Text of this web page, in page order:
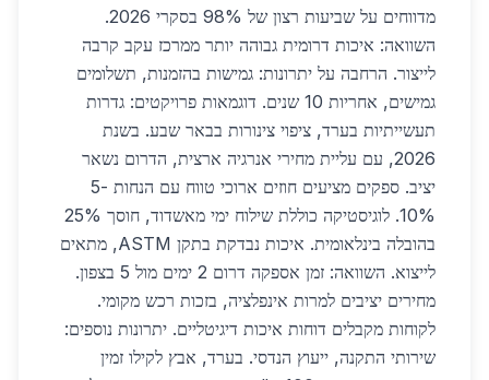
מדווחים על שביעות רצון של 98% בסקרי 2026.
השוואה: איכות דרומית גבוהה יותר ממרכז עקב קרבה
לייצור. הרחבה על יתרונות: גמישות בהזמנות, תשלומים
גמישים, אחריות 10 שנים. דוגמאות פרויקטים: גדרות
תעשייתיות בערד, ציפוי צינורות בבאר שבע. בשנת
2026, עם עליית מחירי אנרגיה ארצית, הדרום נשאר
יציב. ספקים מציעים חוזים ארוכי טווח עם הנחות 5-
10%. לוגיסטיקה כוללת שילוח ימי מאשדוד, חוסך 25%
בהובלה בינלאומית. איכות נבדקת בתקן ASTM, מתאים
לייצוא. השוואה: זמן אספקה דרום 2 ימים מול 5 בצפון.
מחירים יציבים למרות אינפלציה, בזכות רכש מקומי.
לקוחות מקבלים דוחות איכות דיגיטליים. יתרונות נוספים:
שירותי התקנה, ייעוץ הנדסי. בערד, אבץ לקילו זמין